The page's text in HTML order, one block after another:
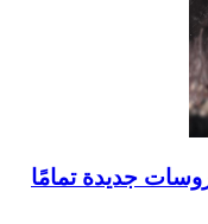
جديدة تمامًا